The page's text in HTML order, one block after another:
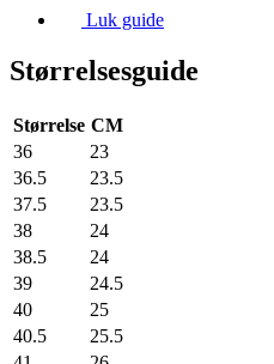
Luk guide
Størrelsesguide
Størrelse CM
36
23
36.5
23.5
37.5
23.5
38
24
38.5
24
39
24.5
40
25
40.5
25.5